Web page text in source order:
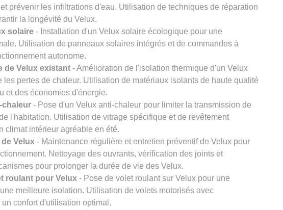
prévenir les infiltrations d'eau. Utilisation de techniques de réparation
la longévité du Velux.
solaire - Installation d'un Velux solaire écologique pour une
Utilisation de panneaux solaires intégrés et de commandes à
autonome.
de Velux existant - Amélioration de l'isolation thermique d'un Velux
les pertes de chaleur. Utilisation de matériaux isolants de haute qualité
et des économies d'énergie.
chaleur - Pose d'un Velux anti-chaleur pour limiter la transmission de
l'habitation. Utilisation de vitrage spécifique et de revêtement
climat intérieur agréable en été.
Velux - Maintenance régulière et entretien préventif de Velux pour
Nettoyage des ouvrants, vérification des joints et
pour prolonger la durée de vie des Velux.
roulant pour Velux - Pose de volet roulant sur Velux pour une
meilleure isolation. Utilisation de volets motorisés avec
confort d'utilisation optimal.